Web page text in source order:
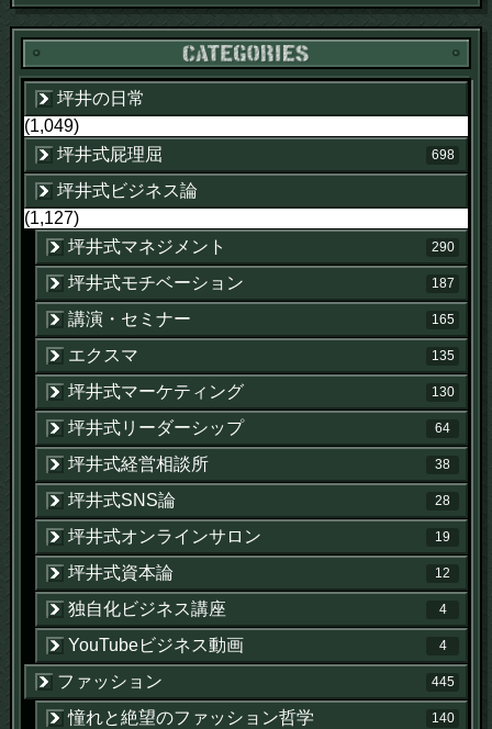
坪井の日常
(1,049)
坪井式屁理屈
698
坪井式ビジネス論
(1,127)
坪井式マネジメント
290
坪井式モチベーション 187
講演・セミナー 165
エクスマ 135
坪井式マーケティング 130
坪井式リーダーシップ 64
坪井式経営相談所 38
坪井式SNS論 28
坪井式オンラインサロン 19
坪井式資本論 12
独自化ビジネス講座 4
YouTubeビジネス動画 4
ファッション 445
憧れと絶望のファッション哲学 140